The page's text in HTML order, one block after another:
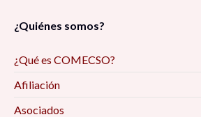
¿Quiénes somos?
¿Qué es COMECSO?
Afiliación
Asociados